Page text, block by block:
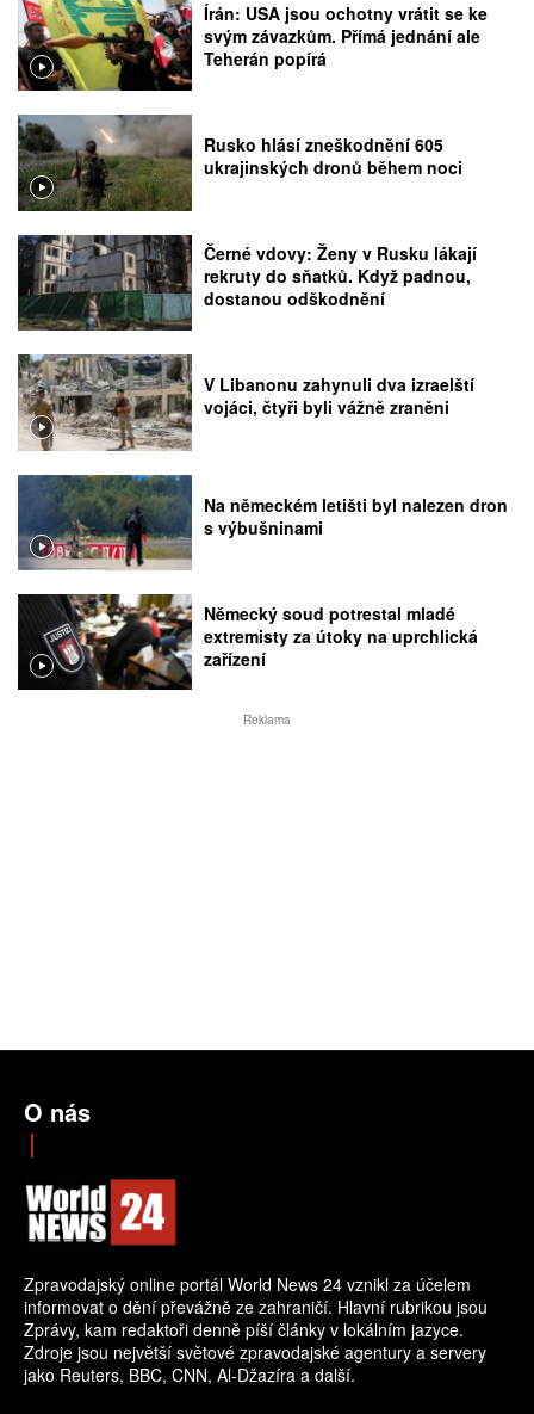
Írán: USA jsou ochotny vrátit se ke
svým závazkům. Přímá jednání ale
Teherán popírá
Rusko hlásí zneškodnění 605
ukrajinských dronů během noci
Černé vdovy: Ženy v Rusku lákají
rekruty do sňatků. Když padnou,
dostanou odškodnění
V Libanonu zahynuli dva izraelští
vojáci, čtyři byli vážně zraněni
Na německém letišti byl nalezen dron
s výbušninami
Německý soud potrestal mladé
extremisty za útoky na uprchlická
zařízení
Reklama
O nás
Zpravodajský online portál World News 24 vznikl za účelem
informovat o dění převážně ze zahraničí. Hlavní rubrikou jsou
Zprávy, kam redaktoři denně píší články v lokálním jazyce.
Zdroje jsou největší světové zpravodajské agentury a servery
jako Reuters, BBC, CNN, Al-Džazíra a další.